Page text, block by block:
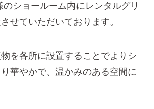
のショールーム内にレンタルグリ
せていただいております。
を各所に設置することでよりシ
華やかで、温かみのある空間に